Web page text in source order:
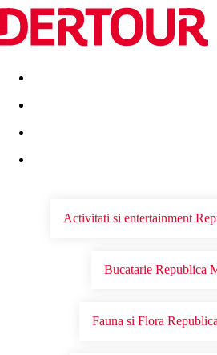
Destinatii Vacanta perfecta
Activitati si entertainment
Bucatarie Republica
Fauna si Flora